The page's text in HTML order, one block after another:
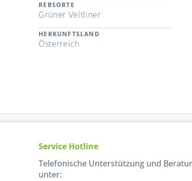
REBSORTE
Grüner Veltliner
HERKUNFTSLAND
Österreich
Service Hotline
Telefonische Unterstützung und
unter: